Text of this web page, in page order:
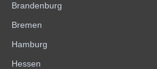
Brandenburg
Bremen
Hamburg
Hessen